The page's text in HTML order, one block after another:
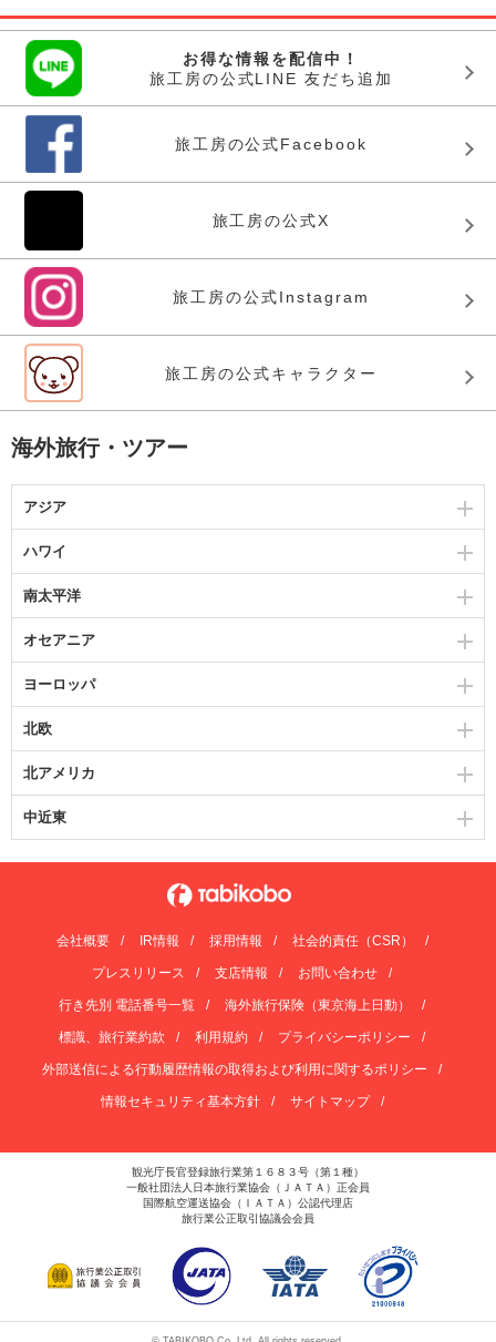
お得な情報を配信中！
旅工房の公式LINE 友だち追加
旅工房の公式Facebook
旅工房の公式X
旅工房の公式Instagram
旅工房の公式キャラクター
海外旅行・ツアー
アジア
ハワイ
南太平洋
オセアニア
ヨーロッパ
北欧
北アメリカ
中近東
会社概要 IR情報 採用情報 社会的責任（CSR）
プレスリリース 支店情報 お問い合わせ
行き先別 電話番号一覧 海外旅行保険（東京海上日動）
標識、旅行業約款 利用規約 プライバシーポリシー
外部送信による行動履歴情報の取得および利用に関するポリシー
情報セキュリティ基本方針 サイトマップ
観光庁長官登録旅行業第１６８３号（第１種）
一般社団法人日本旅行業協会（ＪＡＴＡ）正会員
国際航空運送協会（ＩＡＴＡ）公認代理店
旅行業公正取引協議会会員